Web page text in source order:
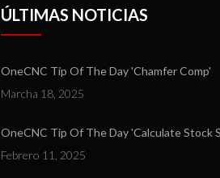
ÚLTIMAS NOTICIAS
OneCNC Tip Of The Day 'Chamfer Comp'
Marcha 18, 2025
OneCNC Tip Of The Day 'Calculate Stock
Febrero 11, 2025